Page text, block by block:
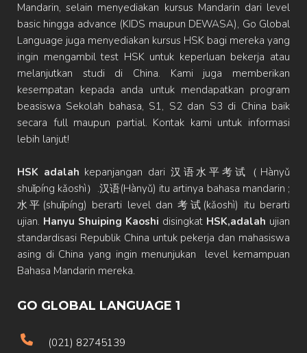
Mandarin, selain menyediakan kursus Mandarin dari level
basic hingga advance (KIDS maupun DEWASA), Go Global
Language juga menyediakan kursus HSK bagi mereka yang
ingin mengambil test HSK untuk keperluan bekerja atau
melanjutkan studi di China. Kami juga memberikan
kesempatan kepada anda untuk mendapatkan program
beasiswa Sekolah bahasa, S1, S2 dan S3 di China baik
secara full maupun partial. Kontak kami untuk informasi
lebih lanjut!
HSK adalah kepanjangan dari 汉语水平考试（Hànyǔ
shuǐpíng kǎoshì）.汉语(Hànyǔ) itu artinya bahasa mandarin ;
水平(shuǐpíng) berarti level dan 考试(kǎoshì) itu berarti
ujian. Hanyu Shuiping Kaoshi disingkat HSK,adalah ujian
standardisasi Republik China untuk pekerja dan mahasiswa
asing di China yang ingin menunjukan level kemampuan
Bahasa Mandarin mereka.
GO GLOBAL LANGUAGE 1
(021) 82745139